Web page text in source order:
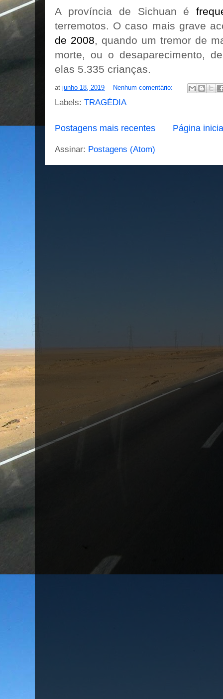
A província de Sichuan é
terremotos. O caso mais grave
de 2008, quando um tremor de
morte, ou o desaparecimento,
elas 5.335 crianças.
at junho 18, 2019 Nenhum comentário:
Labels: TRAGÉDIA
Postagens mais recentes Página
Assinar: Postagens (Atom)